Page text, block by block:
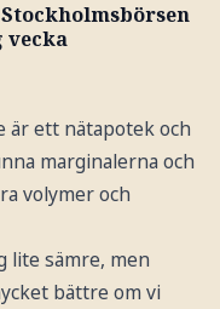
är ett nätapotek och
marginalerna och
volymer och
lite sämre, men
bättre om vi